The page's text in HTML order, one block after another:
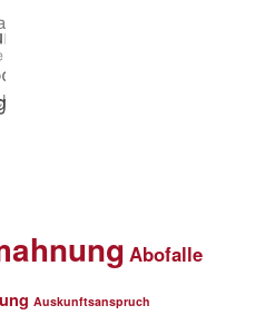
Abofalle
Auskunftsanspruch